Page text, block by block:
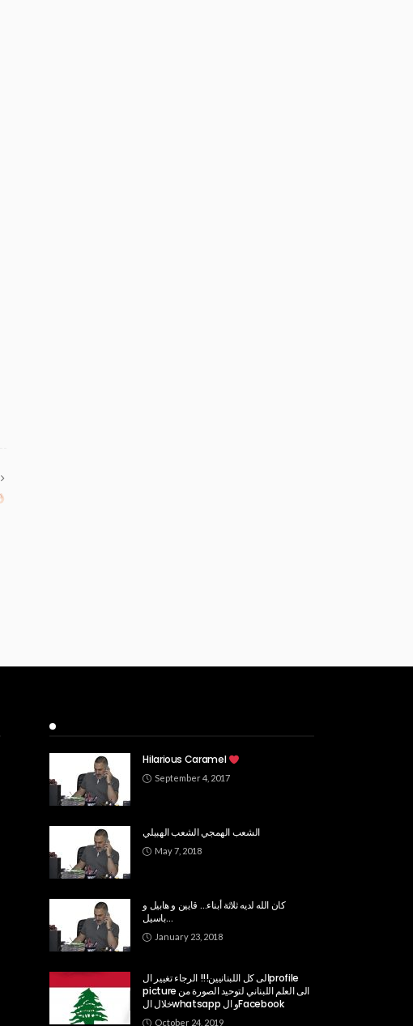
Hilarious Caramel
September 4, 2017
الشعب الهمجي الشعب الهبيلي
May 7, 2018
كان الله لديه ثلاثة أبناء… قايين و هابيل و
باسيل…
January 23, 2018
الى كل اللبنانيين!!! الرجاء تغيير الprofile
picture الى العلم اللبناني لتوحيد الصورة من
خلال الwhatsapp و الFacebook
October 24, 2019